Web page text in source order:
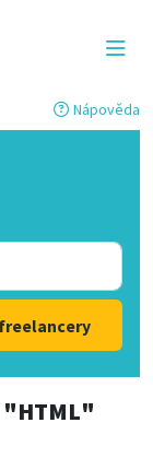
Nápověda
"HTML"